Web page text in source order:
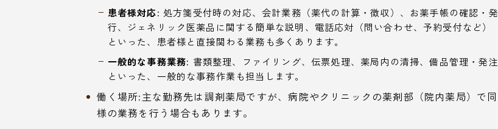
患者様対応: 処方箋受付時の対応、会計業務（薬代の計算・徴収）、お薬手帳の確認・発
行、ジェネリック医薬品に関する簡単な説明、電話応対（問い合わせ、予約受付など）
といった、患者様と直接関わる業務も多くあります。
一般的な事務業務: 書類整理、ファイリング、伝票処理、薬局内の清掃、備品管理・発注
といった、一般的な事務作業も担当します。
働く場所:主な勤務先は調剤薬局ですが、病院やクリニックの薬剤部（院内薬局）で同
様の業務を行う場合もあります。